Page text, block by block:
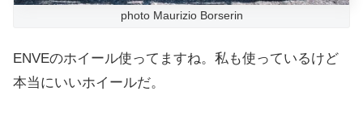
photo Maurizio Borserin
ENVEのホイール使ってますね。私も使っているけど
本当にいいホイールだ。